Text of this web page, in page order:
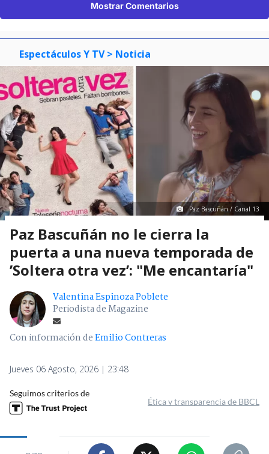
Mostrar Comentarios
Espectáculos Y TV > Noticia
Paz Bascuñán / Canal 13
Paz Bascuñán no le cierra la
puerta a una nueva temporada de
’Soltera otra vez’: "Me encantaría"
Valentina Espinoza Poblete
Periodista de Magazine
Con información deEmilio Contreras
Jueves 06 Agosto, 2026 | 23:48
Seguimos criterios de
Ética y transparencia de BBCL